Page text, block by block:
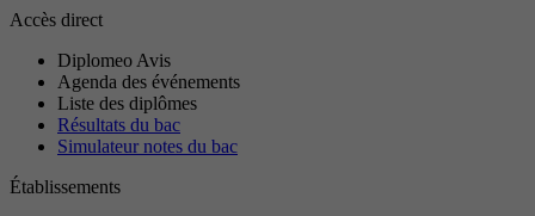
Accès direct
Diplomeo Avis
Agenda des événements
Liste des diplômes
Résultats du bac
Simulateur notes du bac
Établissements